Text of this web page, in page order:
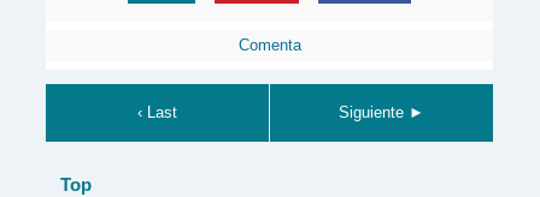
Comenta
‹ Last Siguiente ►
Top